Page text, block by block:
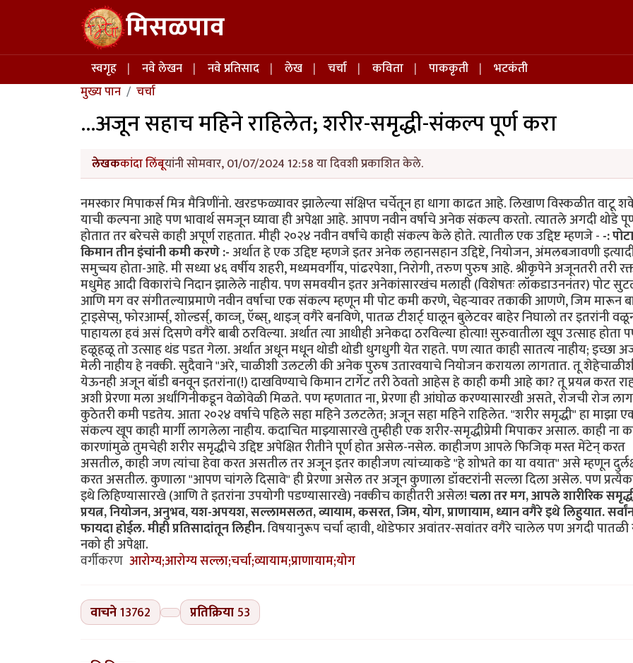
Skip to main content मिसळपाव
Main navigation
स्वगृह नवे लेखन नवे प्रतिसाद लेख चर्चा कविता पाककृती
भटकंती
मुख्य पान
चर्चा
...अजून सहाच महिने राहिलेत; शरीर-समृद्धी-संकल्प पूर्ण करा
लेखककांदा लिंबूयांनी सोमवार, 01/07/2024 12:58 या दिवशी प्रकाशित केले.
नमस्कार मिपाकर्स मित्र मैत्रिणींनो. खरडफळ्यावर झालेल्या संक्षिप्त चर्चेतून हा धागा काढत आहे. लिखाण विस्कळीत वाटू
याची कल्पना आहे पण भावार्थ समजून घ्यावा ही अपेक्षा आहे. आपण नवीन वर्षाचे अनेक संकल्प करतो. त्यातले अगदी थोडे
होतात तर बरेचसे काही अपूर्ण राहतात. मीही २०२४ नवीन वर्षांचे काही संकल्प केले होते. त्यातील एक उद्दिष्ट म्हणजे --:
किमान तीन इंचांनी कमी करणे :-अर्थात हे एक उद्दिष्ट म्हणजे इतर अनेक लहानसहान उद्दिष्टे, नियोजन, अंमलबजावणी
समुच्चय होता-आहे. मी सध्या ४६ वर्षीय शहरी, मध्यमवर्गीय, पांढरपेशा, निरोगी, तरुण पुरुष आहे. श्रीकृपेने अजूनतरी तरी
मधुमेह आदी विकारांचे निदान झालेले नाहीय. पण समवयीन इतर अनेकांसारखंच मलाही (विशेषतः लॉकडाउननंतर) पोट
आणि मग वर संगीतल्याप्रमाणे नवीन वर्षाचा एक संकल्प म्हणून मी पोट कमी करणे, चेहऱ्यावर तकाकी आणणे, जिम मारून
ट्राइसेप्स्, फोरआर्म्स्, शोल्डर्स्, काव्ज्, ऍब्स्, थाइज् वगैरे बनविणे, पातळ टीशर्ट् घालून बुलेटवर बाहेर निघालो तर इतरांनी
पाहायला हवं असं दिसणे वगैरे बाबी ठरविल्या. अर्थात त्या आधीही अनेकदा ठरविल्या होत्या! सुरुवातीला खूप उत्साह होता
हळूहळू तो उत्साह थंड पडत गेला. अर्थात अधून मधून थोडी थोडी धुगधुगी येत राहते. पण त्यात काही सातत्य नाहीय; इच्छा
मेली नाहीय हे नक्की. सुदैवाने "अरे, चाळीशी उलटली की अनेक पुरुष उतारवयाचे नियोजन करायला लागतात. तू
येऊनही अजून बॉडी बनवून इतरांना(!) दाखविण्याचे किमान टार्गेट तरी ठेवतो आहेस हे काही कमी आहे का? तू प्रयत्न करत
अशी प्रेरणा मला अर्धांगिनीकडून वेळोवेळी मिळते. पण म्हणतात ना, प्रेरणा ही आंघोळ करण्यासारखी असते, रोजची रोज
कुठेतरी कमी पडतेय. आता २०२४ वर्षाचे पहिले सहा महिने उलटलेत; अजून सहा महिने राहिलेत. "शरीर समृद्धी" हा माझा
संकल्प खूप काही मार्गी लागलेला नाहीय. कदाचित माझ्यासारखे तुम्हीही एक शरीर-समृद्धीप्रेमी मिपाकर असाल. काही ना
कारणांमुळे तुमचेही शरीर समृद्धीचे उद्दिष्ट अपेक्षित रीतीने पूर्ण होत असेल-नसेल. काहीजण आपले फिजिक् मस्त मेंटेन् करत
असतील, काही जण त्यांचा हेवा करत असतील तर अजून इतर काहीजण त्यांच्याकडे "हे शोभते का या वयात" असे म्हणून
करत असतील. कुणाला "आपण चांगले दिसावे" ही प्रेरणा असेल तर अजून कुणाला डॉक्टरांनी सल्ला दिला असेल. पण
इथे लिहिण्यासारखे (आणि ते इतरांना उपयोगी पडण्यासारखे) नक्कीच काहीतरी असेल!चला तर मग, आपले शारीरिक
प्रयत्न, नियोजन, अनुभव, यश-अपयश, सल्लामसलत, व्यायाम, कसरत, जिम, योग, प्राणायाम, ध्यान वगैरे इथे लिहुयात.
फायदा होईल. मीही प्रतिसादांतून लिहीन.विषयानुरूप चर्चा व्हावी, थोडेफार अवांतर-सवांतर वगैरे चालेल पण अगदी
नको ही अपेक्षा.
वर्गीकरण आरोग्य;आरोग्य सल्ला;चर्चा;व्यायाम;प्राणायाम;योग
वाचने13762 प्रतिक्रिया53